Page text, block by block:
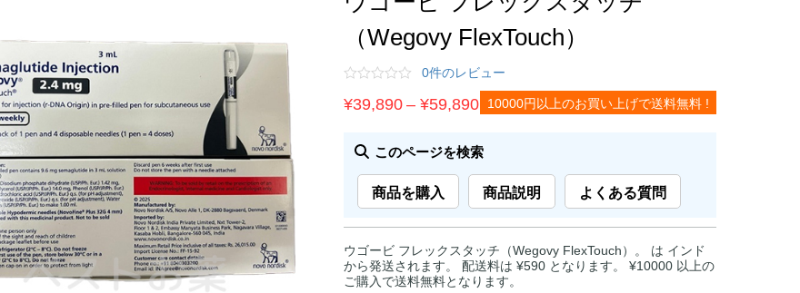
（Wegovy FlexTouch）
0件のレビュー
¥39,890–¥59,890価
帯:
¥39,890
–
¥59,890
10000円以上のお買い上げで送料無料 !
このページを検索
商品を購入 商品説明 よくある質問
ウゴービ フレックスタッチ（Wegovy FlexTouch）。 は インド
から発送されます。 配送料は ¥590 となります。 ¥10000 以上の
ご購入で送料無料となります。